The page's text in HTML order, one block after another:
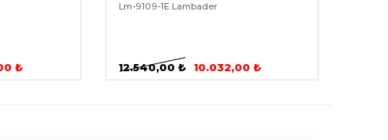
₺
Lm-9109-1E Lambader
12.540,00 ₺ 10.032,00 ₺